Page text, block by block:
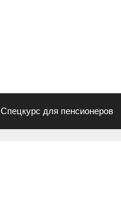
Спецкурс для пенсионеров